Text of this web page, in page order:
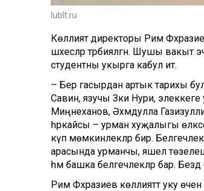
lublt.ru
Көллият директоры Рим
шәхесләр тәрбияләгән. Шушы
студентны укырга кабул итә.
– Бер гасырдан артык тарихы
Савин, язучы Зәки Нури,
Миңнеханов, Әхмәдулла
һәркайсы – урман хуҗалыгы
күп мөмкинлекләр бирә. Белгечлек
арасында урманчы, яшел төзелеш
һәм башка белгечлекләр бар. Бездә
Рим Фәхразиев көллияттә уку